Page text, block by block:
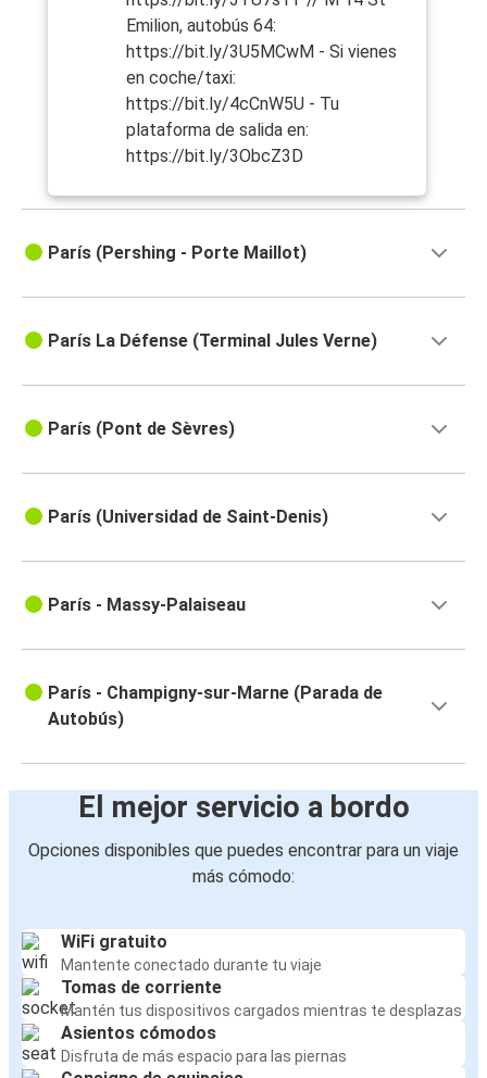
Emilion, autobús 64:
https://bit.ly/3U5MCwM - Si vienes
en coche/taxi:
https://bit.ly/4cCnW5U - Tu
plataforma de salida en:
https://bit.ly/3ObcZ3D
París (Pershing - Porte Maillot)
París La Défense (Terminal Jules Verne)
París (Pont de Sèvres)
París (Universidad de Saint-Denis)
París - Massy-Palaiseau
París - Champigny-sur-Marne (Parada de
Autobús)
El mejor servicio a bordo
Opciones disponibles que puedes encontrar para un viaje
más cómodo:
WiFi gratuito
Mantente conectado durante tu viaje
Tomas de corriente
Mantén tus dispositivos cargados mientras te desplazas
Asientos cómodos
Disfruta de más espacio para las piernas